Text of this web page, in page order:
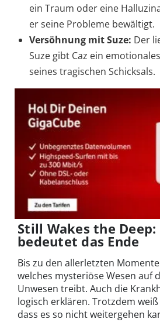
ein Traum oder eine
er seine Probleme bewältigt.
Versöhnung mit Suze: Der
Suze gibt Caz ein
seines tragischen Schicksals.
Still Wakes the Deep:
bedeutet das Ende
Bis zu den allerletzten
welches mysteriöse Wesen auf
Unwesen treibt. Auch die
logisch erklären. Trotzdem
dass es so nicht weitergehen